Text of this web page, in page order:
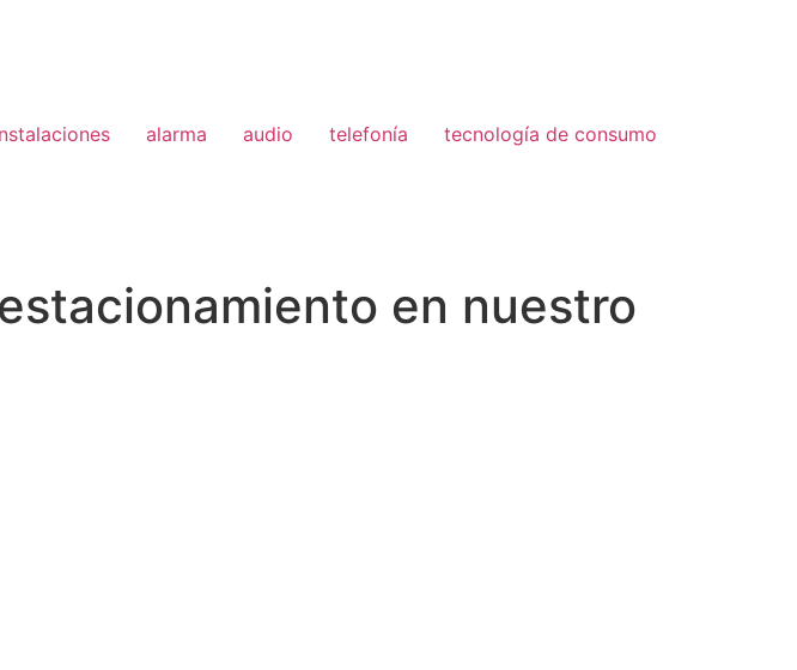
alarma audio telefonía tecnología de consumo
en nuestro